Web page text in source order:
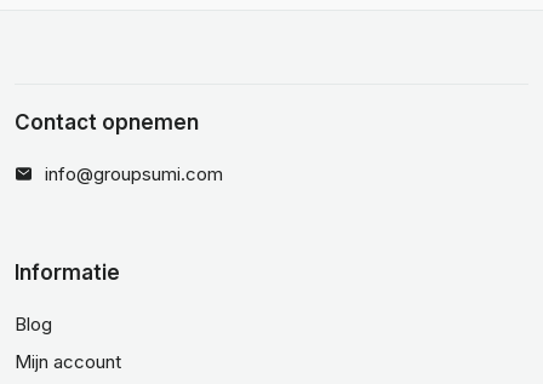
Contact opnemen
info@groupsumi.com
Informatie
Blog
Mijn account